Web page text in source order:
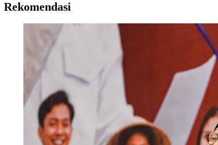
Rekomendasi